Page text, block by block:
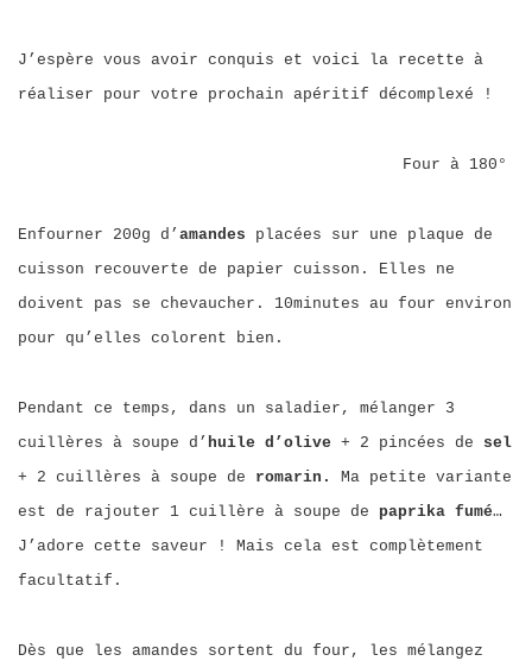
J’espère vous avoir conquis et voici la recette à
réaliser pour votre prochain apéritif décomplexé !
Four à 180°
Enfourner 200g d’ amandes placées sur une plaque de
cuisson recouverte de papier cuisson. Elles ne
doivent pas se chevaucher. 10minutes au four environ
pour qu’elles colorent bien.
Pendant ce temps, dans un saladier, mélanger 3
cuillères à soupe d’ huile d’olive + 2 pincées de sel
+ 2 cuillères à soupe de romarin. Ma petite variante
est de rajouter 1 cuillère à soupe de paprika fumé…
J’adore cette saveur ! Mais cela est complètement
facultatif.
Dès que les amandes sortent du four, les mélangez